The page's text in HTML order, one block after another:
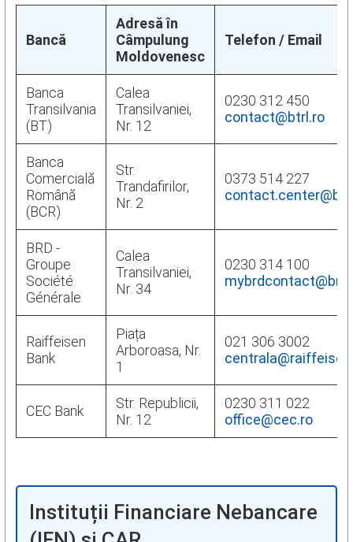
Bancă
Adresă în
Câmpulung
Moldovenesc
Telefon / Email
Banca
Transilvania
(BT)
Calea
Transilvaniei,
Nr. 12
0230 312 450
contact@btrl.ro
Banca
Comercială
Română
(BCR)
Str.
Trandafirilor,
Nr. 2
0373 514 227
BRD -
Groupe
Société
Générale
Calea
Transilvaniei,
Nr. 34
0230 314 100
Raiffeisen
Bank
Piața
Arboroasa, Nr.
1
021 306 3002
CEC Bank
Str. Republicii,
Nr. 12
0230 311 022
office@cec.ro
Instituții Financiare Nebancare